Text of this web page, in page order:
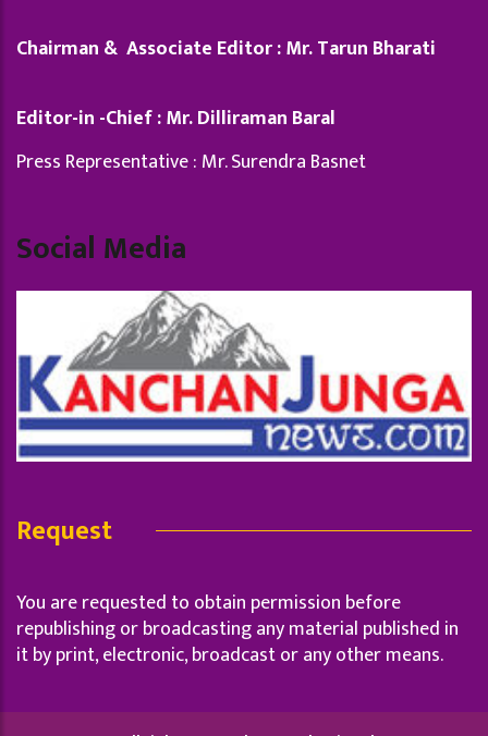
Chairman & Associate Editor : Mr. Tarun Bharati
Editor-in -Chief : Mr. Dilliraman Baral
Press Representative : Mr. Surendra Basnet
Social Media
Request
You are requested to obtain permission before
republishing or broadcasting any material published in
it by print, electronic, broadcast or any other means.